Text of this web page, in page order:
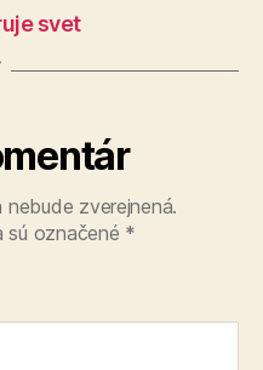
svet
zverejnená.
sú označené *